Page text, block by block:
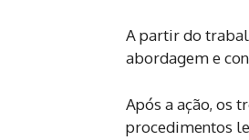
A partir do
abordagem e
Após a ação, os
procedimentos